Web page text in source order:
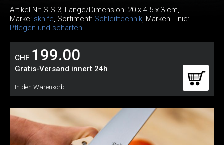
Artikel-Nr: S-S-3, Länge/Dimension: 20 x 4.5 x 3 cm,
Marke: sknife, Sortiment: Schleiftechnik, Marken-Linie:
Pflegen und schärfen
CHF 199.00
Gratis-Versand innert 24h
In den Warenkorb: